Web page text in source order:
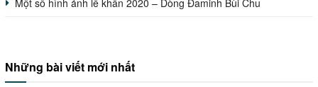
Những bài viết mới nhất